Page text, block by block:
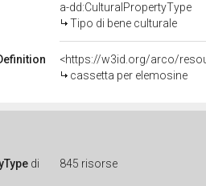
a-dd:CulturalPropertyType
Tipo di bene culturale
<https://w3id.org/arco/
cassetta per elemosine
di 845 risorse